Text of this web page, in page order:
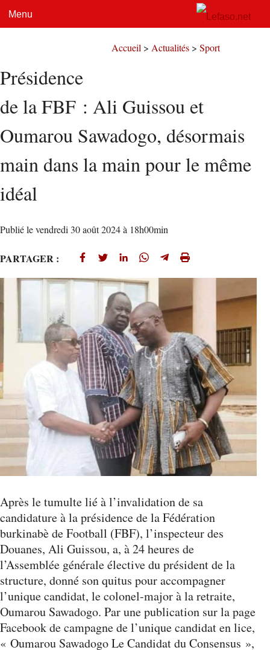
Faso-TIC
Yenenga.net Jeunes du Faso
Menu
Accueil > Actualités > Sport
Présidence
de la FBF : Ali Guissou et
Oumarou Sawadogo, désormais
main dans la main pour le même
idéal
Publié le vendredi 30 août 2024 à 18h00min
PARTAGER :
Après le tumulte lié à l’invalidation de sa
candidature à la présidence de la Fédération
burkinabè de Football (FBF), l’inspecteur des
Douanes, Ali Guissou, a, à 24 heures de
l’Assemblée générale élective du président de la
structure, donné son quitus pour accompagner
l’unique candidat, le colonel-major à la retraite,
Oumarou Sawadogo. Par une publication sur la page
Facebook de campagne de l’unique candidat en lice,
« Oumarou Sawadogo Le Candidat du Consensus »,